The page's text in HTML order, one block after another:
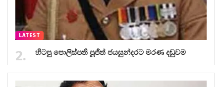
LATEST
හිටපු පොලිස්පති පූජිත් ජයසුන්දරට මරණ දඬුවම